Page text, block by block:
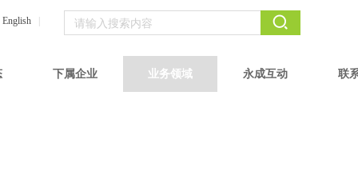
English
下属企业 业务领域 永成互动 联